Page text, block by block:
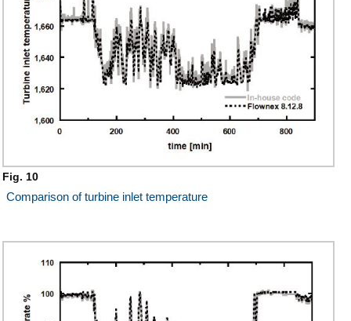
Fig. 10
Comparison of turbine inlet temperature